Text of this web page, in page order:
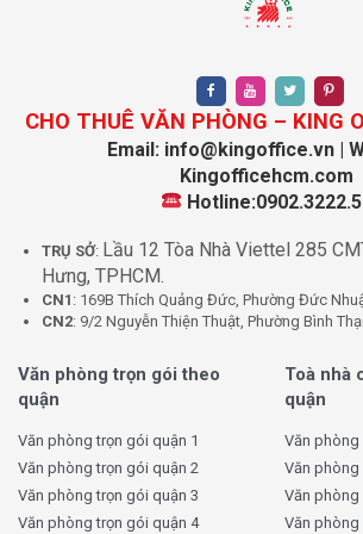
Tạ Quang Bửu – kết nối đến Đại lộ Võ
Cao Lỗ – nối thẳng ra Quận 6, Chợ Lớn
Nguyễn Văn Linh – trục giao thông lớn
nghiệp, cảng và miền Tây
mạnh mẽ, kéo theo sự tăng trưởng nhu
doanh và văn phòng làm việc. Nhiều tòa
nhà phố chuyển đổi công năng, mô hình
đã xuất hiện, đáp ứng nhu cầu đa
nghiệp vừa và nhỏ.
Bình Đông trong năm 2025
Chi phí hợp lý, vị trí thuận lợi, mô
CHO THUÊ VĂN PHÒNG – KING
Email: info@kingoffice.vn |
Kingofficehcm.com
TRỤ SỞ: Lầu 12 Tòa Nhà Viettel 285
Hưng, TPHCM.
CN1 : 169B Thích Quảng Đức, Phường Đức
CN2: 9/2 Nguyễn Thiện Thuật, Phường Bình
Văn phòng trọn gói theo
quận
Văn phòng trọn gói quận 1
Văn phòng trọn gói quận 2
Văn phòng trọn gói quận 3
Văn phòng trọn gói quận 4
Toà nhà
quận
Văn phòng
Văn phòng
Văn phòng
Văn phòng